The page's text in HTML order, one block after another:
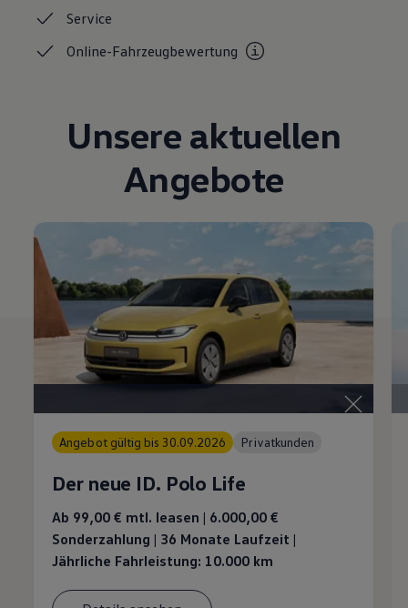
Service
Online-Fahrzeugbewertung
Unsere aktuellen
Angebote
Angebot gültig bis 30.09.2026 Privatkunden
Der neue ID. Polo Life
Ab 99,00 € mtl. leasen | 6.000,00 €
Sonderzahlung | 36 Monate Laufzeit |
Jährliche Fahrleistung: 10.000 km